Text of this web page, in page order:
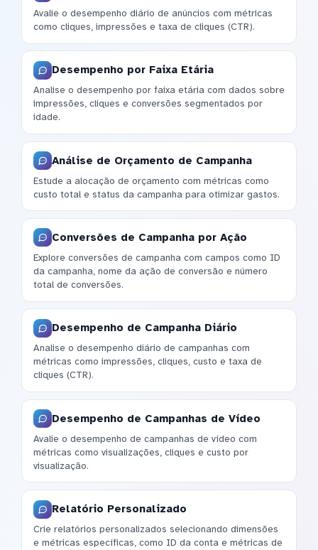
Avalie o desempenho diário de anúncios com métricas
como cliques, impressões e taxa de cliques (CTR).
Desempenho por Faixa Etária
Analise o desempenho por faixa etária com dados sobre
impressões, cliques e conversões segmentados por
idade.
Análise de Orçamento de Campanha
Estude a alocação de orçamento com métricas como
custo total e status da campanha para otimizar gastos.
Conversões de Campanha por Ação
Explore conversões de campanha com campos como ID
da campanha, nome da ação de conversão e número
total de conversões.
Desempenho de Campanha Diário
Analise o desempenho diário de campanhas com
métricas como impressões, cliques, custo e taxa de
cliques (CTR).
Desempenho de Campanhas de Vídeo
Avalie o desempenho de campanhas de vídeo com
métricas como visualizações, cliques e custo por
visualização.
Relatório Personalizado
Crie relatórios personalizados selecionando dimensões
e métricas específicas, como ID da conta e métricas de